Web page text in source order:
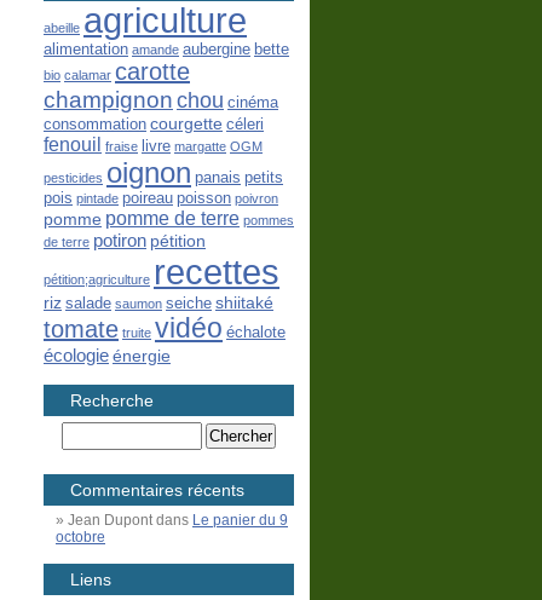
abeille agriculture
alimentation amande aubergine bette
bio calamar carotte
champignon chou cinéma
consommation courgette céleri
fenouil fraise livre margatte OGM
pesticides oignon panais petits
pois pintade poireau poisson poivron
pomme pomme de terre pommes
de terre potiron pétition
pétition;agriculture recettes
riz salade saumon seiche shiitaké
tomate truite vidéo échalote
écologieénergie
Recherche
Commentaires récents
Jean Dupontdans Le panier du 9
octobre
Liens